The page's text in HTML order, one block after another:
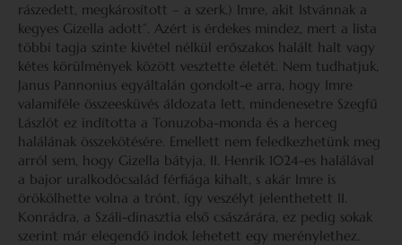
rászedett, megkárosított – a szerk.) Imre, akit Istvánnak a
kegyes Gizella adott”. Azért is érdekes mindez, mert a lista
többi tagja szinte kivétel nélkül erőszakos halált halt vagy
kétes körülmények között vesztette életét. Nem tudhatjuk,
Janus Pannonius egyáltalán gondolt-e arra, hogy Imre
valamiféle összeesküvés áldozata lett, mindenesetre Szegfű
Lászlót ez indította a Tonuzoba-monda és a herceg
halálának összekötésére. Emellett nem feledkezhetünk meg
arról sem, hogy Gizella bátyja, II. Henrik 1024-es halálával
a bajor uralkodócsalád férfiága kihalt, s akár Imre is
örökölhette volna a trónt, így veszélyt jelenthetett II.
Konrádra, a Száli-dinasztia első császárára, ez pedig sokak
szerint már elegendő indok lehetett egy merénylethez.